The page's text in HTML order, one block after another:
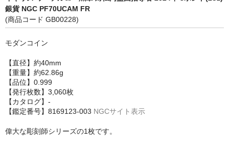
銀貨 NGC PF70UCAM FR
(商品コード GB00228)
モダンコイン
【直径】約40mm
【重量】約62.86g
【品位】0.999
【発行枚数】3,060枚
【カタログ】-
【鑑定番号】8169123-003 NGCサイト表示
偉大な彫刻師シリーズの1枚です。